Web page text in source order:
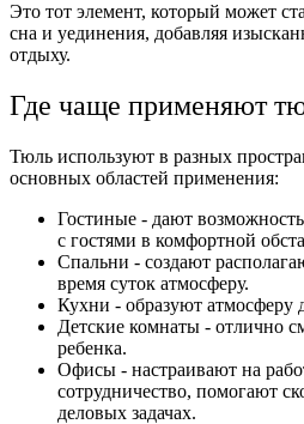
Это тот элемент, который может
сна и уединения, добавляя
отдыху.
Где чаще применяют
Тюль используют в разных
основных областей применения:
Гостиные - дают
с гостями в комфортной
Спальни - создают
время суток атмосферу.
Кухни - образуют атмосферу
Детские комнаты - отлично
ребенка.
Офисы - настраивают на
сотрудничество, помогают
деловых задачах.